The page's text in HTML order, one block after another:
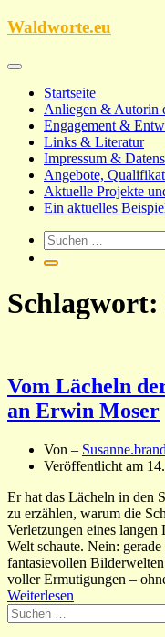
Zum
Waldworte.eu
Startseite
Anliegen & Autorin
Engagement &
Links & Literatur
Impressum &
Angebote,
Aktuelle Projekte
Ein aktuelles
Schlagwort:
Vom Lächeln
an Erwin Moser
Von –
Veröffentlicht am
Er hat das Lächeln in den
zu erzählen, warum die
Verletzungen eines
Welt schaute. Nein:
fantasievollen
voller Ermutigungen –
Weiterlesen
Suchen
nach: